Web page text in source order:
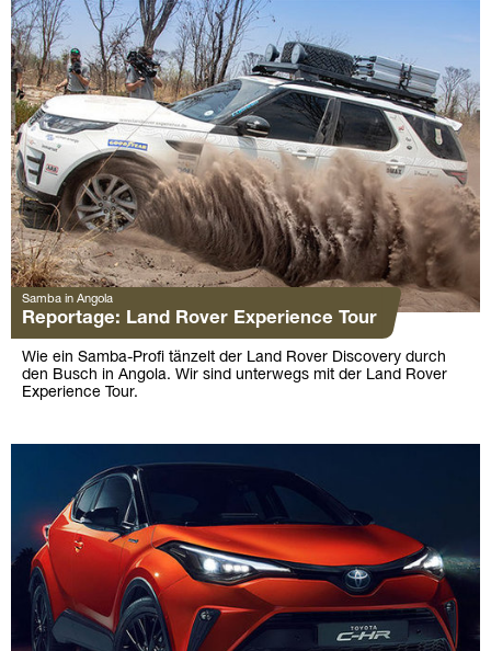
Samba in Angola
Reportage: Land Rover Experience Tour
Wie ein Samba-Profi tänzelt der Land Rover Discovery durch
den Busch in Angola. Wir sind unterwegs mit der Land Rover
Experience Tour.